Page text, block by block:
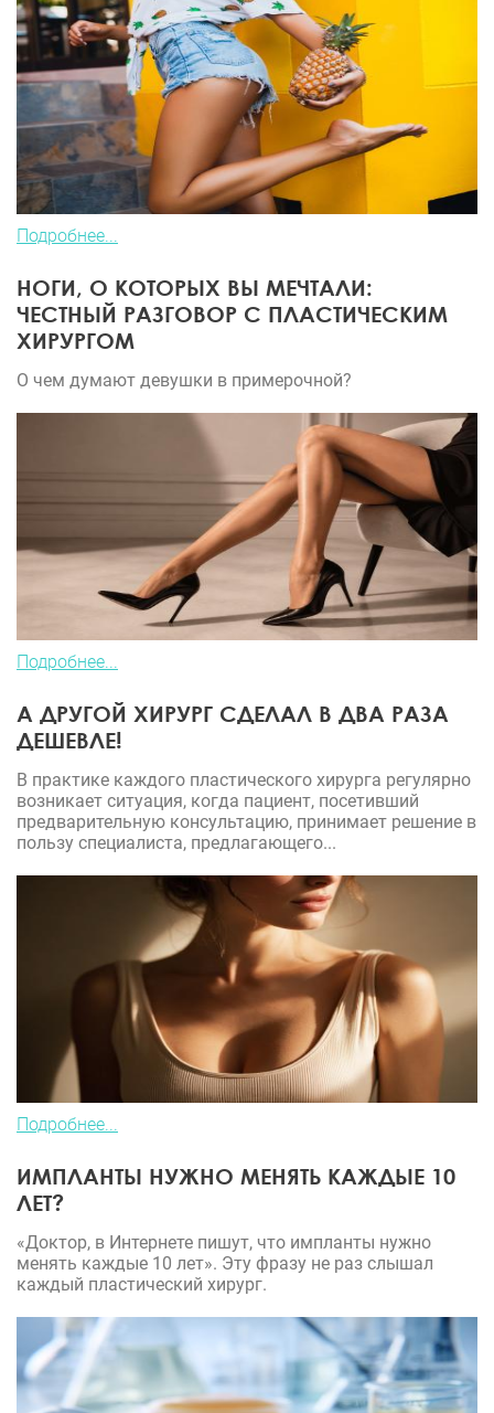
Подробнее...
НОГИ, О КОТОРЫХ ВЫ МЕЧТАЛИ:
ЧЕСТНЫЙ РАЗГОВОР С ПЛАСТИЧЕСКИМ
ХИРУРГОМ
О чем думают девушки в примерочной?
Подробнее...
А ДРУГОЙ ХИРУРГ СДЕЛАЛ В ДВА РАЗА
ДЕШЕВЛЕ!
В практике каждого пластического хирурга регулярно
возникает ситуация, когда пациент, посетивший
предварительную консультацию, принимает решение в
пользу специалиста, предлагающего...
Подробнее...
ИМПЛАНТЫ НУЖНО МЕНЯТЬ КАЖДЫЕ 10
ЛЕТ?
«Доктор, в Интернете пишут, что импланты нужно
менять каждые 10 лет». Эту фразу не раз слышал
каждый пластический хирург.